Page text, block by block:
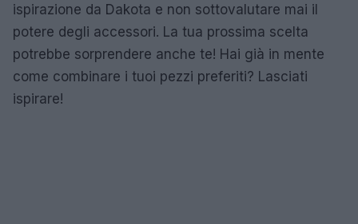
ispirazione da Dakota e non sottovalutare mai il
potere degli accessori. La tua prossima scelta
potrebbe sorprendere anche te! Hai già in mente
come combinare i tuoi pezzi preferiti? Lasciati
ispirare!